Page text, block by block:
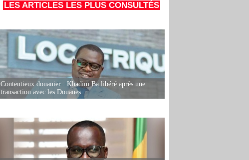
LES ARTICLES LES PLUS CONSULTÉS
Contentieux douanier : Khadim Ba libéré après une
transaction avec les Douanes